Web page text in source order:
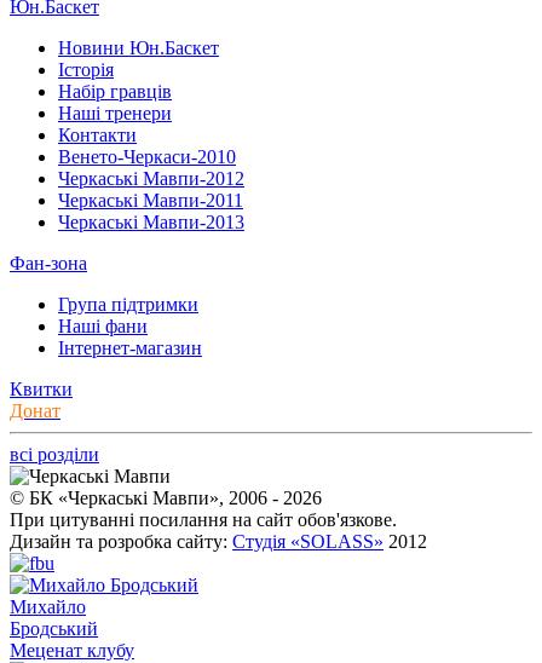
Юн.Баскет
Новини Юн.Баскет
Історія
Набір гравців
Наші тренери
Контакти
Венето-Черкаси-2010
Черкаські Мавпи-2012
Черкаські Мавпи-2011
Черкаські Мавпи-2013
Фан-зона
Група підтримки
Наші фани
Інтернет-магазин
Квитки
Донат
всі розділи
© БК «Черкаські Мавпи», 2006 - 2026
При цитуванні посилання на сайт обов'язкове.
Дизайн та розробка сайту: Студія «SOLASS» 2012
Михайло
Бродський
Меценат клубу